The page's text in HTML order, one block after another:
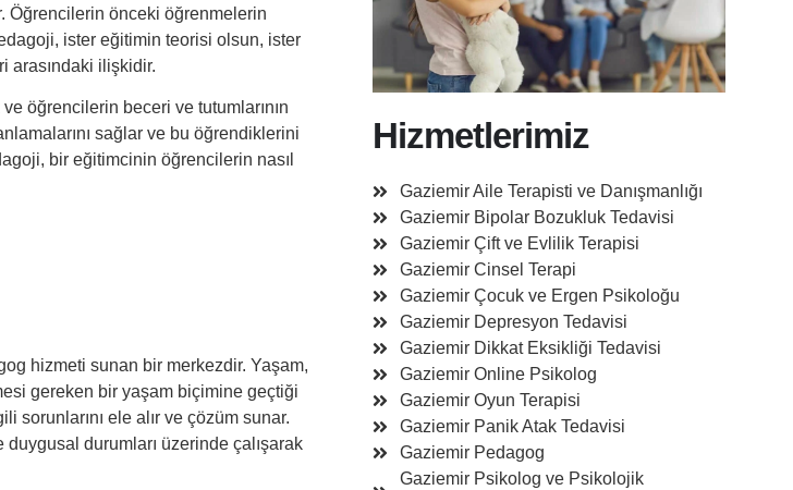
Öğrencilerin önceki öğrenmelerin
ister eğitimin teorisi olsun, ister
arasındaki ilişkidir.
öğrencilerin beceri ve tutumlarının
sağlar ve bu öğrendiklerini
bir eğitimcinin öğrencilerin nasıl
hizmeti sunan bir merkezdir. Yaşam,
gereken bir yaşam biçimine geçtiği
sorunlarını ele alır ve çözüm sunar.
duygusal durumları üzerinde çalışarak
Hizmetlerimiz
Gaziemir Aile Terapisti ve Danışmanlığı
Gaziemir Bipolar Bozukluk Tedavisi
Gaziemir Çift ve Evlilik Terapisi
Gaziemir Cinsel Terapi
Gaziemir Çocuk ve Ergen Psikoloğu
Gaziemir Depresyon Tedavisi
Gaziemir Dikkat Eksikliği Tedavisi
Gaziemir Online Psikolog
Gaziemir Oyun Terapisi
Gaziemir Panik Atak Tedavisi
Gaziemir Pedagog
Gaziemir Psikolog ve Psikolojik